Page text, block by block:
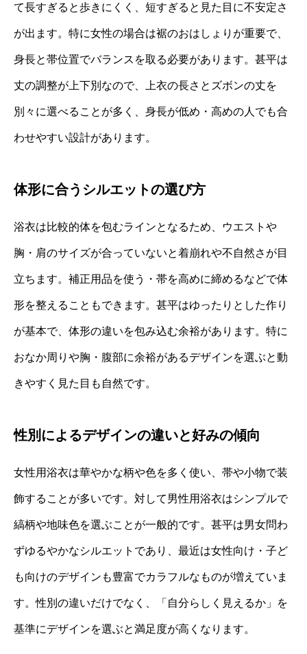
て長すぎると歩きにくく、短すぎると見た目に不安定さ
が出ます。特に女性の場合は裾のおはしょりが重要で、
身長と帯位置でバランスを取る必要があります。甚平は
丈の調整が上下別なので、上衣の長さとズボンの丈を
別々に選べることが多く、身長が低め・高めの人でも合
わせやすい設計があります。
体形に合うシルエットの選び方
浴衣は比較的体を包むラインとなるため、ウエストや
胸・肩のサイズが合っていないと着崩れや不自然さが目
立ちます。補正用品を使う・帯を高めに締めるなどで体
形を整えることもできます。甚平はゆったりとした作り
が基本で、体形の違いを包み込む余裕があります。特に
おなか周りや胸・腹部に余裕があるデザインを選ぶと動
きやすく見た目も自然です。
性別によるデザインの違いと好みの傾向
女性用浴衣は華やかな柄や色を多く使い、帯や小物で装
飾することが多いです。対して男性用浴衣はシンプルで
縞柄や地味色を選ぶことが一般的です。甚平は男女問わ
ずゆるやかなシルエットであり、最近は女性向け・子ど
も向けのデザインも豊富でカラフルなものが増えていま
す。性別の違いだけでなく、「自分らしく見えるか」を
基準にデザインを選ぶと満足度が高くなります。